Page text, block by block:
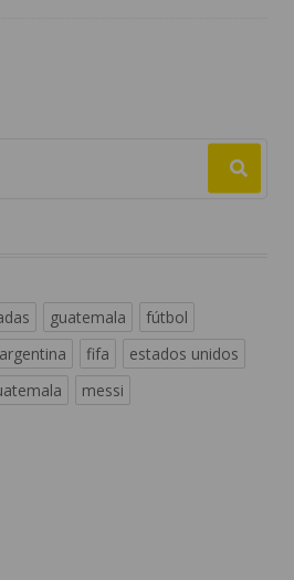
guatemala
fútbol
argentina fifa
estados unidos
messi